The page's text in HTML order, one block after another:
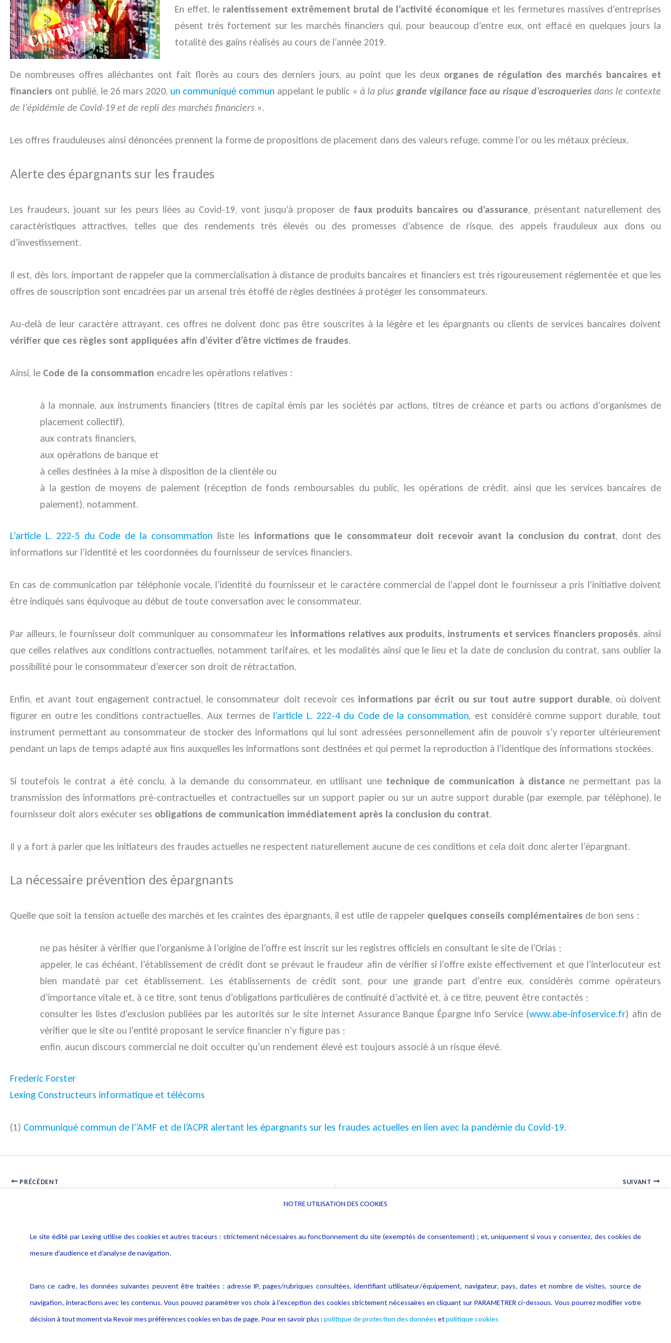
En effet, le ralentissement extrêmement brutal de l’activité économique et les fermetures massives d’entreprises
pèsent très fortement sur les marchés financiers qui, pour beaucoup d’entre eux, ont effacé en quelques jours la
totalité des gains réalisés au cours de l’année 2019.
De nombreuses offres alléchantes ont fait florès au cours des derniers jours, au point que les deux organes de régulation des marchés bancaires et
financiers ont publié, le 26 mars 2020, un communiqué commun appelant le public « à la plusgrande vigilance face au risque d’escroqueries dans le contexte
de l’épidémie de Covid-19 et de repli des marchés financiers ».
Les offres frauduleuses ainsi dénoncées prennent la forme de propositions de placement dans des valeurs refuge, comme l’or ou les métaux précieux.
Alerte des épargnants sur les fraudes
Les fraudeurs, jouant sur les peurs liées au Covid-19, vont jusqu’à proposer de faux produits bancaires ou d’assurance, présentant naturellement des
caractéristiques attractives, telles que des rendements très élevés ou des promesses d’absence de risque, des appels frauduleux aux dons ou
d’investissement.
Il est, dès lors, important de rappeler que la commercialisation à distance de produits bancaires et financiers est très rigoureusement réglementée et que les
offres de souscription sont encadrées par un arsenal très étoffé de règles destinées à protéger les consommateurs.
Au-delà de leur caractère attrayant, ces offres ne doivent donc pas être souscrites à la légère et les épargnants ou clients de services bancaires doivent
vérifier que ces règles sont appliquées afin d’éviter d’être victimes de fraudes.
Ainsi, le Code de la consommation encadre les opérations relatives :
à la monnaie, aux instruments financiers (titres de capital émis par les sociétés par actions, titres de créance et parts ou actions d’organismes de
placement collectif),
aux contrats financiers,
aux opérations de banque et
à celles destinées à la mise à disposition de la clientèle ou
à la gestion de moyens de paiement (réception de fonds remboursables du public, les opérations de crédit, ainsi que les services bancaires de
paiement), notamment.
L’article L. 222-5 du Code de la consommation liste les informations que le consommateur doit recevoir avant la conclusion du contrat, dont des
informations sur l’identité et les coordonnées du fournisseur de services financiers.
En cas de communication par téléphonie vocale, l’identité du fournisseur et le caractère commercial de l’appel dont le fournisseur a pris l’initiative doivent
être indiqués sans équivoque au début de toute conversation avec le consommateur.
Par ailleurs, le fournisseur doit communiquer au consommateur les informations relatives aux produits, instruments et services financiers proposés, ainsi
que celles relatives aux conditions contractuelles, notamment tarifaires, et les modalités ainsi que le lieu et la date de conclusion du contrat, sans oublier la
possibilité pour le consommateur d’exercer son droit de rétractation.
Enfin, et avant tout engagement contractuel, le consommateur doit recevoir ces informations par écrit ou sur tout autre support durable, où doivent
figurer en outre les conditions contractuelles. Aux termes de l’article L. 222-4 du Code de la consommation, est considéré comme support durable, tout
instrument permettant au consommateur de stocker des informations qui lui sont adressées personnellement afin de pouvoir s’y reporter ultérieurement
pendant un laps de temps adapté aux fins auxquelles les informations sont destinées et qui permet la reproduction à l’identique des informations stockées.
Si toutefois le contrat a été conclu, à la demande du consommateur, en utilisant une technique de communication à distance ne permettant pas la
transmission des informations pré-contractuelles et contractuelles sur un support papier ou sur un autre support durable (par exemple, par téléphone), le
fournisseur doit alors exécuter ses obligations de communication immédiatement après la conclusion du contrat.
Il y a fort à parier que les initiateurs des fraudes actuelles ne respectent naturellement aucune de ces conditions et cela doit donc alerter l’épargnant.
La nécessaire prévention des épargnants
Quelle que soit la tension actuelle des marchés et les craintes des épargnants, il est utile de rappeler quelques conseils complémentaires de bon sens :
ne pas hésiter à vérifier que l’organisme à l’origine de l’offre est inscrit sur les registres officiels en consultant le site de l’Orias ;
appeler, le cas échéant, l’établissement de crédit dont se prévaut le fraudeur afin de vérifier si l’offre existe effectivement et que l’interlocuteur est
bien mandaté par cet établissement. Les établissements de crédit sont, pour une grande part d’entre eux, considérés comme opérateurs
d’importance vitale et, à ce titre, sont tenus d’obligations particulières de continuité d’activité et, à ce titre, peuvent être contactés ;
consulter les listes d’exclusion publiées par les autorités sur le site internet Assurance Banque Épargne Info Service (www.abe-infoservice.fr) afin de
vérifier que le site ou l’entité proposant le service financier n’y figure pas ;
enfin, aucun discours commercial ne doit occulter qu’un rendement élevé est toujours associé à un risque élevé.
Frederic Forster
Lexing Constructeurs informatique et télécoms
(1) Communiqué commun de l’’AMF et de l’ACPR alertant les épargnants sur les fraudes actuelles en lien avec la pandémie du Covid-19.
PRÉCÉDENT SUIVANT
Politique de protection des
données
Politique cookies
NOTRE UTILISATION DES COOKIES
Le site édité par Lexing utilise des cookies et autres traceurs : strictement nécessaires au fonctionnement du site (exemptés de consentement) ; et, uniquement si vous y consentez, des cookies de
mesure d’audience et d’analyse de navigation.
Dans ce cadre, les données suivantes peuvent être traitées : adresse IP, pages/rubriques consultées, identifiant utilisateur/équipement, navigateur, pays, dates et nombre de visites, source de
navigation, interactions avec les contenus. Vous pouvez paramétrer vos choix à l’exception des cookies strictement nécessaires en cliquant sur PARAMETRER ci-dessous. Vous pourrez modifier votre
décision à tout moment via Revoir mes préférences cookies en bas de page. Pour en savoir plus : politique de protection des donnéesetpolitique cookies